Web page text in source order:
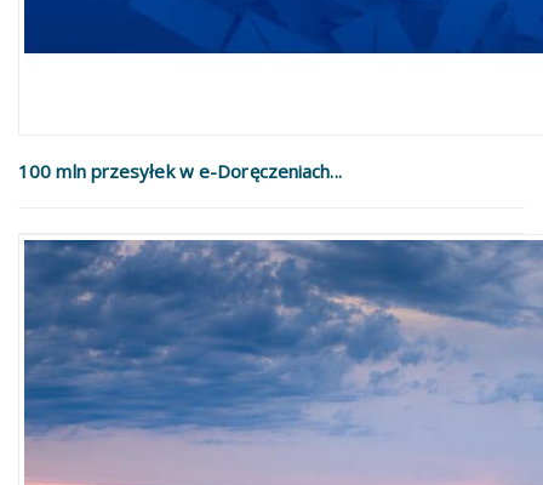
100 mln przesyłek w e-Doręczeniach...